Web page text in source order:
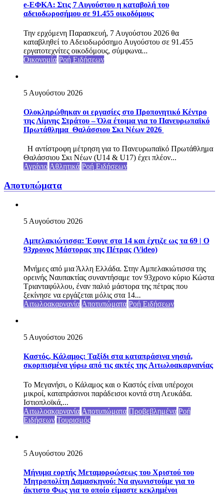
e-ΕΦΚΑ: Στις 7 Αυγούστου η καταβολή του
αδειοδωροσήμου σε 91.455 οικοδόμους
Την ερχόμενη Παρασκευή, 7 Αυγούστου 2026 θα
καταβληθεί το Αδειοδωρόσημο Αυγούστου σε 91.455
εργατοτεχνίτες οικοδόμους, σύμφωνα...
Οικονομία Ροή Ειδήσεων
5 Αυγούστου 2026
Ολοκληρώθηκαν οι εργασίες στο Προπονητικό Κέντρο
της Λίμνης Στράτου – Όλα έτοιμα για το Πανευρωπαϊκό
Πρωτάθλημα Θαλάσσιου Σκι Νέων 2026
Η αντίστροφη μέτρηση για το Πανευρωπαϊκό Πρωτάθλημα
Θαλάσσιου Σκι Νέων (U14 & U17) έχει πλέον...
Αγρίνιο Αθλητικά Ροή Ειδήσεων
Αποτυπώματα
5 Αυγούστου 2026
Αμπελακιώτισσα: Έφυγε στα 14 και έχτιζε ως τα 69 | Ο
93χρονος Μάστορας της Πέτρας (Video)
Μνήμες από μια Άλλη Ελλάδα. Στην Αμπελακιώτισσα της
ορεινής Ναυπακτίας συναντήσαμε τον 93χρονο κύριο Κώστα
Τριανταφύλλου, έναν παλιό μάστορα της πέτρας που
ξεκίνησε να εργάζεται μόλις στα 14...
Αιτωλοακαρνανία Αποτυπώματα Ροή Ειδήσεων
5 Αυγούστου 2026
Καστός, Κάλαμος: Ταξίδι στα καταπράσινα νησιά,
σκορπισμένα γύρω από τις ακτές της Αιτωλοακαρνανίας
Το Μεγανήσι, ο Κάλαμος και ο Καστός είναι υπέροχοι
μικροί, καταπράσινοι παράδεισοι κοντά στη Λευκάδα.
Ιστιοπλοϊκά,...
Αιτωλοακαρνανία Αποτυπώματα Προβεβλημένα Ροή
Ειδήσεων Τουρισμός
5 Αυγούστου 2026
Μήνυμα εορτής Μεταμορφώσεως του Χριστού του
Μητροπολίτη Δαμασκηνού: Να αγωνιστούμε για το
άκτιστο Φως για το οποίο είμαστε κεκλημένοι